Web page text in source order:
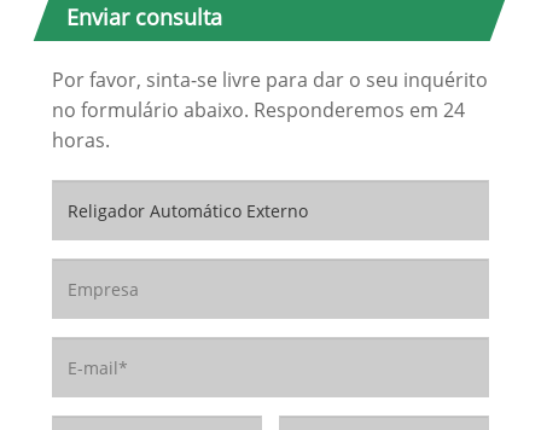
Enviar consulta
Por favor, sinta-se livre para dar o seu inquérito
no formulário abaixo. Responderemos em 24
horas.